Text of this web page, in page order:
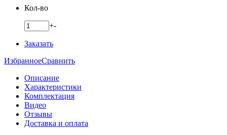
Кол-во
+-
Заказать
ИзбранноеСравнить
Описание
Характеристики
Комплектация
Видео
Отзывы
Доставка и оплата